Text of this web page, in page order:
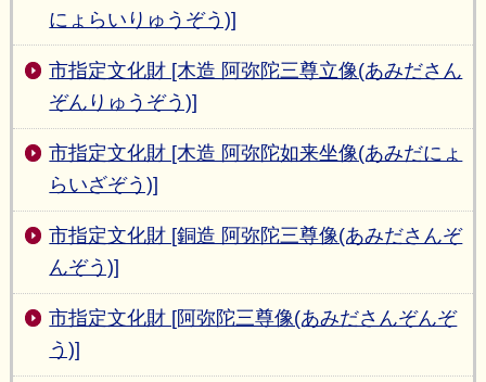
にょらいりゅうぞう)]
市指定文化財 [木造 阿弥陀三尊立像(あみださん
ぞんりゅうぞう)]
市指定文化財 [木造 阿弥陀如来坐像(あみだにょ
らいざぞう)]
市指定文化財 [銅造 阿弥陀三尊像(あみださんぞ
んぞう)]
市指定文化財 [阿弥陀三尊像(あみださんぞんぞ
う)]